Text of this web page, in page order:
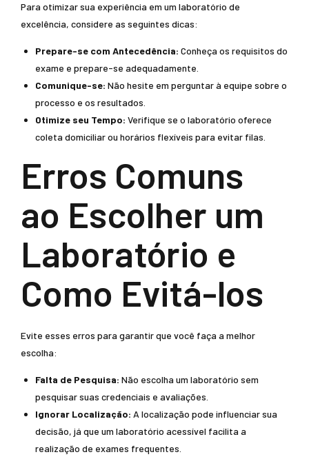
Para otimizar sua experiência em um laboratório de
excelência, considere as seguintes dicas:
Prepare-se com Antecedência: Conheça os requisitos do
exame e prepare-se adequadamente.
Comunique-se: Não hesite em perguntar à equipe sobre o
processo e os resultados.
Otimize seu Tempo: Verifique se o laboratório oferece
coleta domiciliar ou horários flexíveis para evitar filas.
Erros Comuns
ao Escolher um
Laboratório e
Como Evitá-los
Evite esses erros para garantir que você faça a melhor
escolha:
Falta de Pesquisa: Não escolha um laboratório sem
pesquisar suas credenciais e avaliações.
Ignorar Localização: A localização pode influenciar sua
decisão, já que um laboratório acessível facilita a
realização de exames frequentes.